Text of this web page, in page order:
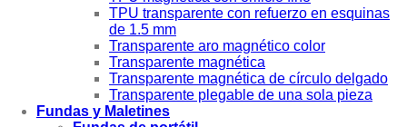
TPU transparente con refuerzo en esquinas
de 1.5 mm
Transparente aro magnético color
Transparente magnética
Transparente magnética de círculo delgado
Transparente plegable de una sola pieza
Fundas y Maletines